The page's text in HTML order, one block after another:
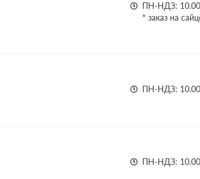
ПН-НДЗ:
* заказ на
ПН-НДЗ:
ПН-НДЗ: